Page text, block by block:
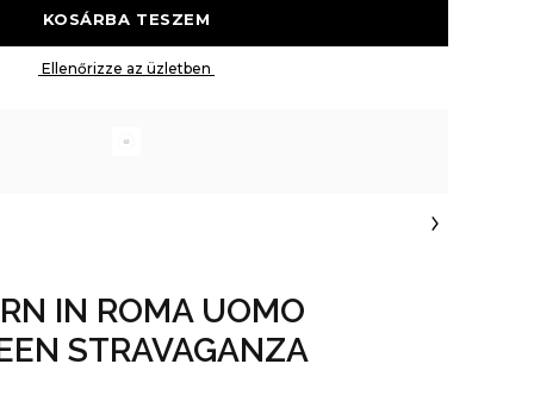
IN ROMA UOMO
STRAVAGANZA